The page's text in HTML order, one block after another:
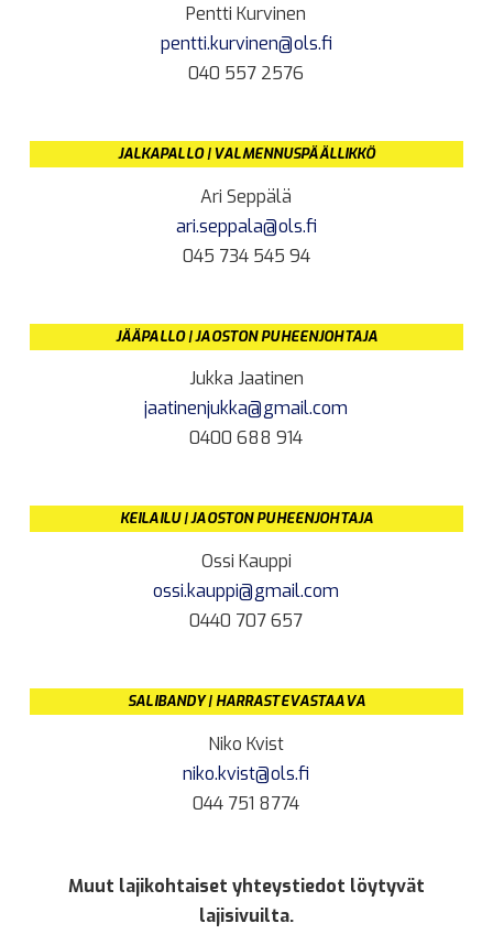
Pentti Kurvinen
pentti.kurvinen@ols.fi
040 557 2576
JALKAPALLO | VALMENNUSPÄÄLLIKKÖ
Ari Seppälä
ari.seppala@ols.fi
045 734 545 94
JÄÄPALLO | JAOSTON PUHEENJOHTAJA
Jukka Jaatinen
jaatinenjukka@gmail.com
0400 688 914
KEILAILU | JAOSTON PUHEENJOHTAJA
Ossi Kauppi
ossi.kauppi@gmail.com
0440 707 657
SALIBANDY | HARRASTEVASTAAVA
Niko Kvist
niko.kvist@ols.fi
044 751 8774
Muut lajikohtaiset yhteystiedot löytyvät
lajisivuilta.